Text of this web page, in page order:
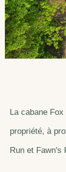
La cabane
propriété, à
Run et Fawn's